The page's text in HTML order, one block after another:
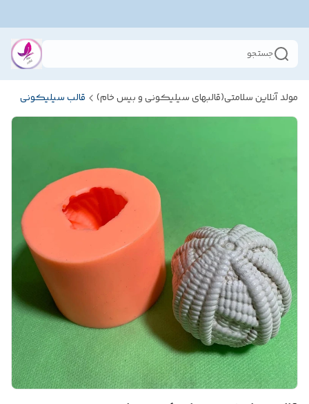
جستجو
مولد آنلاین سلامتی(قالبهای سیلیکونی و بیس خام) قالب سیلیکونی